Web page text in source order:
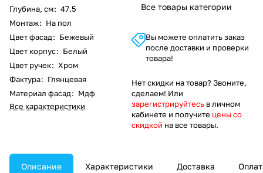
Глубина, см: 47.5
Монтаж: На пол
Цвет фасад: Бежевый
Цвет корпус: Белый
Цвет ручек: Хром
Фактура: Глянцевая
Материал фасад: Мдф
Все характеристики
Все товары категории
Вы можете оплатить заказ
после доставки и проверки
товара!
Нет скидки на товар? Звоните,
сделаем! Или
зарегистрируйтесь в личном
кабинете и получите цены со
скидкой на все товары.
Описание Характеристики Доставка